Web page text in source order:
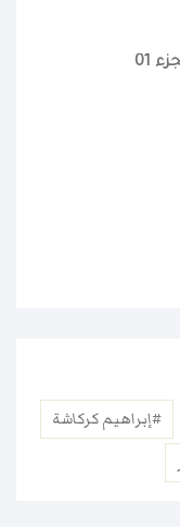
01
#إبراهيم كركاشة